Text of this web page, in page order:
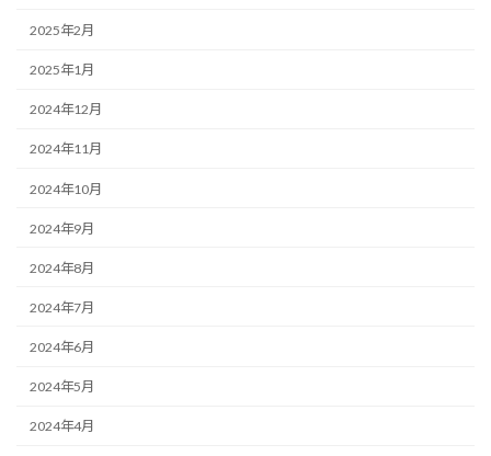
2025年2月
2025年1月
2024年12月
2024年11月
2024年10月
2024年9月
2024年8月
2024年7月
2024年6月
2024年5月
2024年4月